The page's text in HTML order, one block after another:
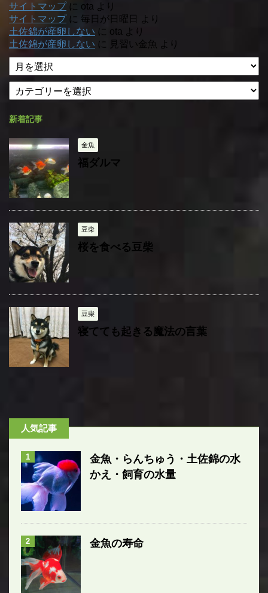
サイトマップに ota より
サイトマップに 毎日が日曜日
より
土佐錦が産卵しない に ota より
土佐錦が産卵しない に 見習い金魚 より
ア
ー
イ
ブ
テ
リ
ー
新着記事
金魚
福ダルマ
豆柴
桜を食べる豆柴
豆柴
寝てても起きる魔法の言葉
人気記事
1
金魚・らんちゅう・土佐錦の水
かえ・飼育の水量
2 金魚の寿命